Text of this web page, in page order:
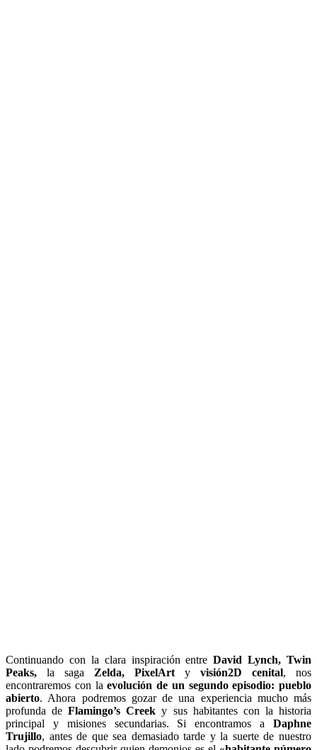
Continuando con la clara inspiración entre David Lynch, Twin
Peaks, la saga Zelda, PixelArt y visión2D cenital, nos
encontraremos con laevolución de un segundo episodio: pueblo
abierto. Ahora podremos gozar de una experiencia mucho más
profunda deFlamingo’s Creek y sus habitantes con la historia
principal y misiones secundarias. Si encontramos a Daphne
Trujillo, antes de que sea demasiado tarde y la suerte de nuestro